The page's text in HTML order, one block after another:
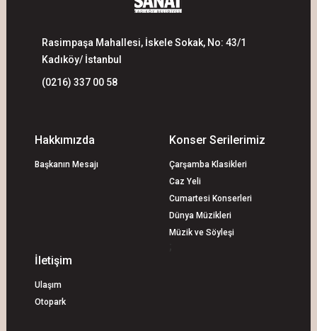
Rasimpaşa Mahallesi, İskele Sokak, No: 43/1
Kadıköy/ İstanbul
(0216) 337 00 58
Hakkımızda
Başkanın Mesajı
Konser Serilerimiz
Çarşamba Klasikleri
Caz Yeli
Cumartesi Konserleri
Dünya Müzikleri
Müzik ve Söyleşi
İletişim
Ulaşım
Otopark